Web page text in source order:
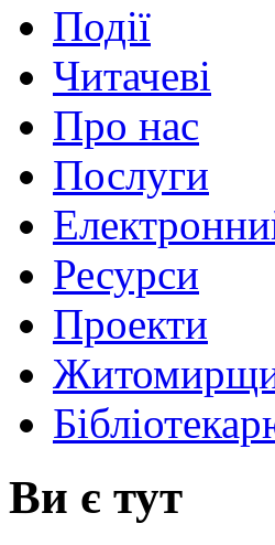
Події
Читачеві
Про нас
Послуги
Ресурси
Проекти
Ви є тут